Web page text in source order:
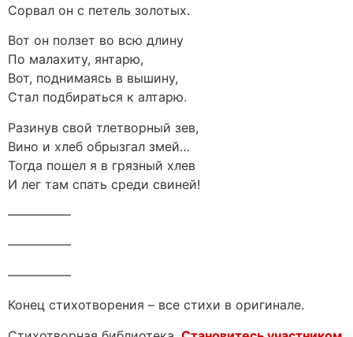
Сорвал он с петель золотых.
Вот он ползет во всю длину
По малахиту, янтарю,
Вот, поднимаясь в вышину,
Стал подбираться к алтарю.
Разинув свой тлетворный зев,
Вино и хлеб обрызгал змей…
Тогда пошел я в грязный хлев
И лег там спать среди свиней!
—————
—————
—————
Конец стихотворения – все стихи в оригинале.